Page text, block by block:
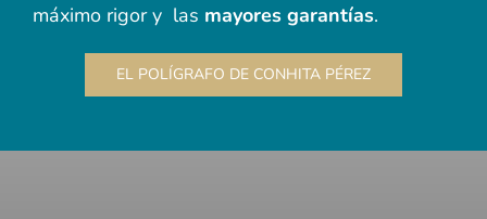
máximo rigor y las mayores garantías.
EL POLÍGRAFO DE CONHITA PÉREZ